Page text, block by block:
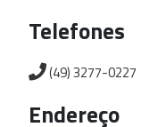
Telefones
(49) 3277-0227
Endereço